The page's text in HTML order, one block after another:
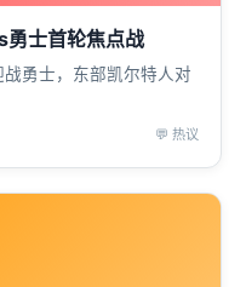
勇士首轮焦点战
勇士，东部凯尔特人对
💬 热议